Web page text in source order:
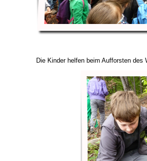
Die Kinder helfen beim Aufforsten des